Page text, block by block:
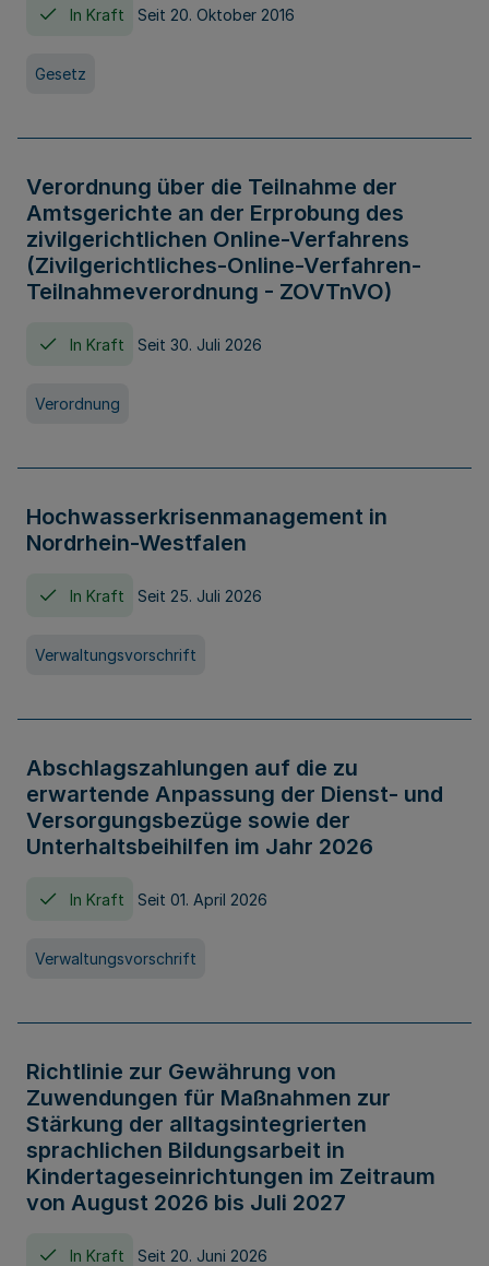
In Kraft Seit 20. Oktober 2016
Gesetz
Verordnung über die Teilnahme der
Amtsgerichte an der Erprobung des
zivilgerichtlichen Online-Verfahrens
(Zivilgerichtliches-Online-Verfahren-
Teilnahmeverordnung - ZOVTnVO)
In Kraft Seit 30. Juli 2026
Verordnung
Hochwasserkrisenmanagement in
Nordrhein-Westfalen
In Kraft Seit 25. Juli 2026
Verwaltungsvorschrift
Abschlagszahlungen auf die zu
erwartende Anpassung der Dienst- und
Versorgungsbezüge sowie der
Unterhaltsbeihilfen im Jahr 2026
In Kraft Seit 01. April 2026
Verwaltungsvorschrift
Richtlinie zur Gewährung von
Zuwendungen für Maßnahmen zur
Stärkung der alltagsintegrierten
sprachlichen Bildungsarbeit in
Kindertageseinrichtungen im Zeitraum
von August 2026 bis Juli 2027
In Kraft Seit 20. Juni 2026